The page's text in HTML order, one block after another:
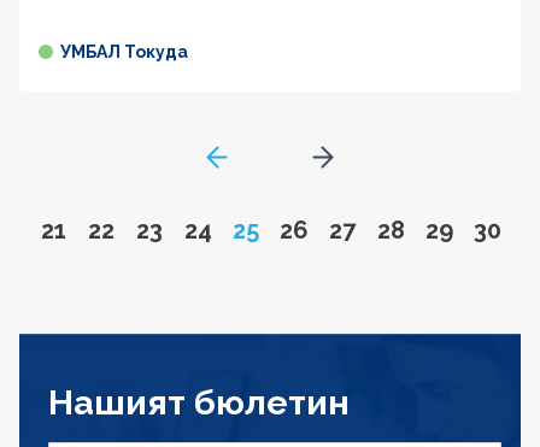
УМБАЛ Токуда
GoToPreviousPage
Go to page
21 Go to page
22 Go to page
23 Go to page
24 Page
25 Go to page
26 Go to page
27 Go to page
28 Go to
29 Go
30
Go to next page
Нашият бюлетин